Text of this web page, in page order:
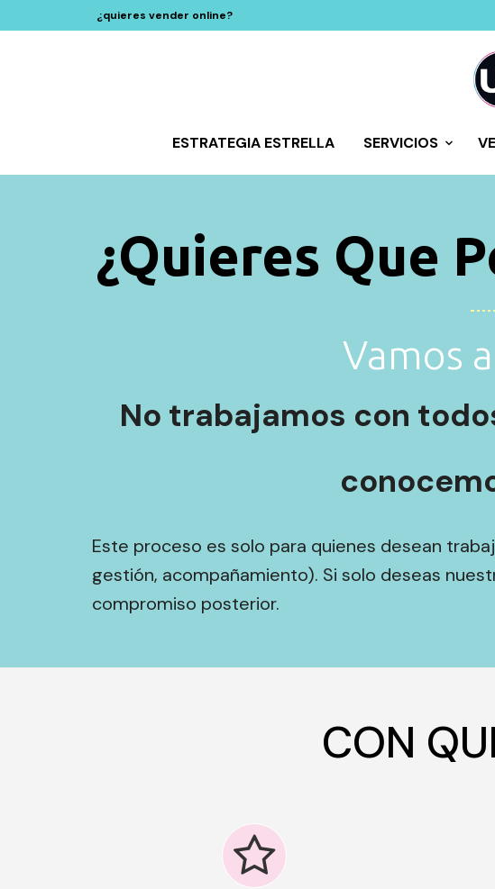
¿quieres vender online?
ESTRATEGIA ESTRELLA SERVICIOS
¿Quieres Que
Vamos
No trabajamos con
Este proceso es solo para quienes desean
gestión, acompañamiento). Si solo deseas
compromiso posterior.
CON